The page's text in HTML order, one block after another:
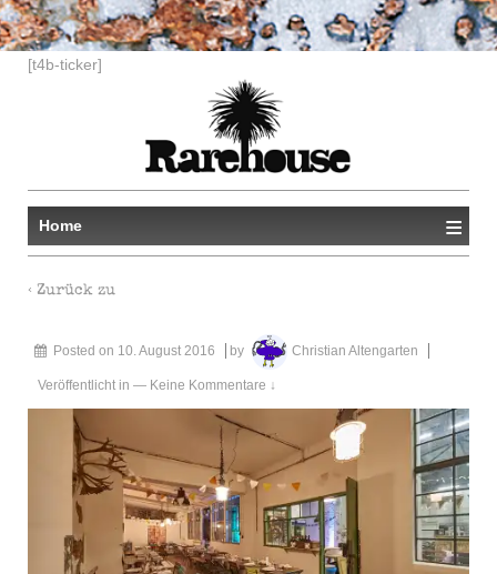
[t4b-ticker]
Home ≡
‹ Zurück zu
Posted on 10. August 2016 by Christian Altengarten
Veröffentlicht in — Keine Kommentare ↓